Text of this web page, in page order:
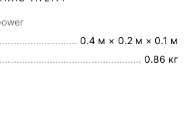
0.4 м × 0.2 м × 0.1 м
0.86 кг